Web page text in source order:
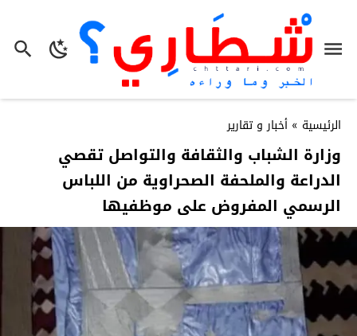
الرئيسية » أخبار و تقارير
وزارة الشباب والثقافة والتواصل تقصي
الدراعة والملحفة الصحراوية من اللباس
الرسمي المفروض على موظفيها